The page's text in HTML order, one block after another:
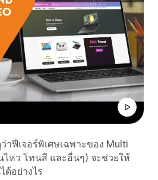
ฟีเจอร์พิเศษเฉพาะของ Multi
ไหว โทนสี และอื่นๆ) จะช่วยให้
อย่างไร